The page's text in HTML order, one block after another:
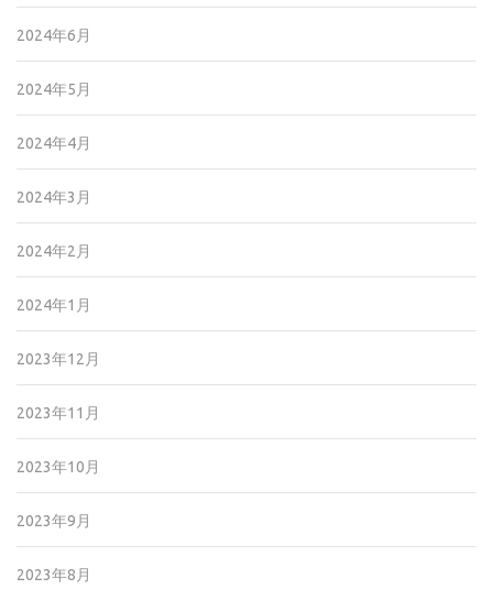
2024年6月
2024年5月
2024年4月
2024年3月
2024年2月
2024年1月
2023年12月
2023年11月
2023年10月
2023年9月
2023年8月